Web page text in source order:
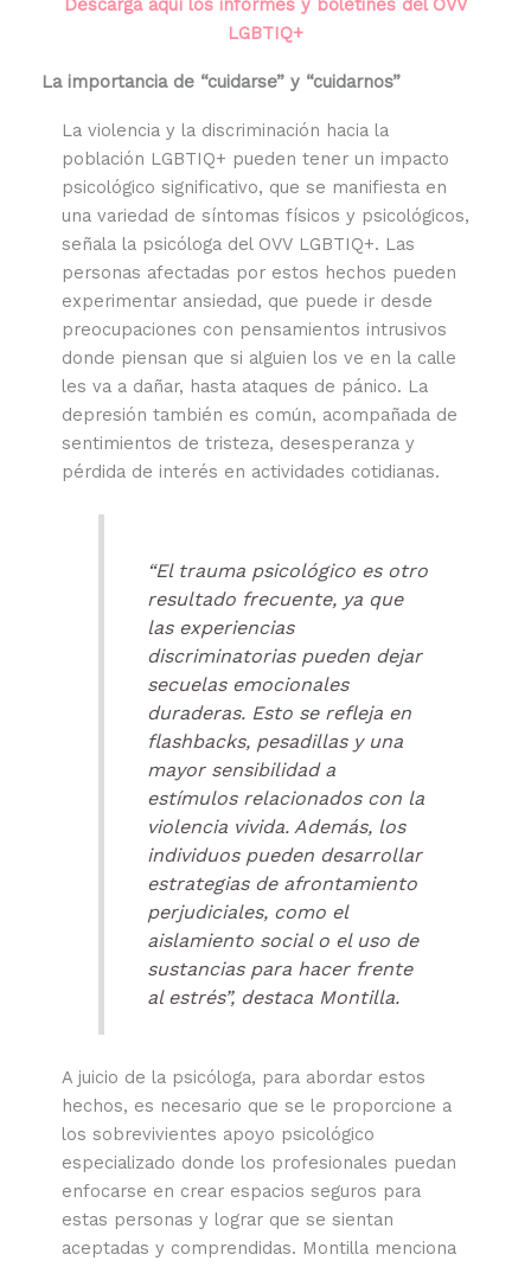
LGBTIQ+
La importancia de “cuidarse” y “cuidarnos”
La violencia y la discriminación hacia la
población LGBTIQ+ pueden tener un impacto
psicológico significativo, que se manifiesta en
una variedad de síntomas físicos y psicológicos,
señala la psicóloga del OVV LGBTIQ+. Las
personas afectadas por estos hechos pueden
experimentar ansiedad, que puede ir desde
preocupaciones con pensamientos intrusivos
donde piensan que si alguien los ve en la calle
les va a dañar, hasta ataques de pánico. La
depresión también es común, acompañada de
sentimientos de tristeza, desesperanza y
pérdida de interés en actividades cotidianas.
“El trauma psicológico es otro
resultado frecuente, ya que
las experiencias
discriminatorias pueden dejar
secuelas emocionales
duraderas. Esto se refleja en
flashbacks, pesadillas y una
mayor sensibilidad a
estímulos relacionados con la
violencia vivida. Además, los
individuos pueden desarrollar
estrategias de afrontamiento
perjudiciales, como el
aislamiento social o el uso de
sustancias para hacer frente
al estrés”, destaca Montilla.
A juicio de la psicóloga, para abordar estos
hechos, es necesario que se le proporcione a
los sobrevivientes apoyo psicológico
especializado donde los profesionales puedan
enfocarse en crear espacios seguros para
estas personas y lograr que se sientan
aceptadas y comprendidas. Montilla menciona